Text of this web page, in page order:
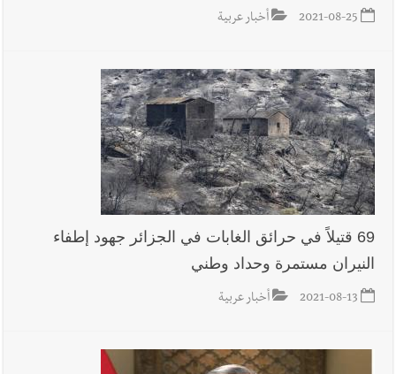
2021-08-25 أخبار عربية
69 قتيلاً في حرائق الغابات في الجزائر جهود إطفاء
النيران مستمرة وحداد وطني
2021-08-13 أخبار عربية